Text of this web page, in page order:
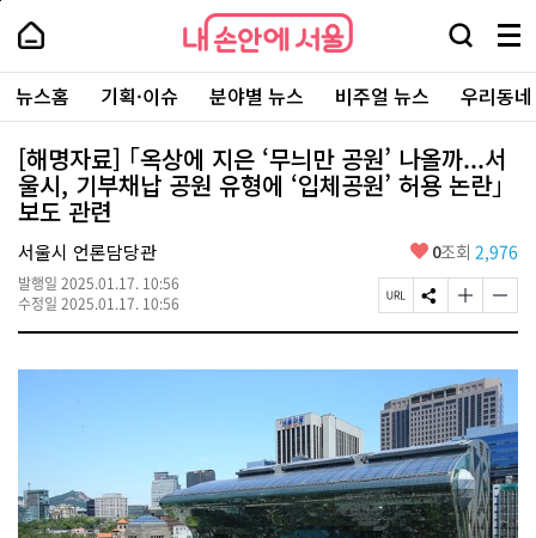
본
로
가
내
손
안
에
서
울
-
서
울
시
표
소
통
포
털
내
손
에
울
검
창
열
기
메
뉴
전
체
보
주
요
서
뉴스홈 기획·이슈 분야별 뉴스 비주얼 뉴스 우리동
[해명자료] ｢옥상에 지은 ‘무늬만 공원’ 나올까...서
울시, 기부채납 공원 유형에 ‘입체공원’ 허용 논란｣
보도 관련
서울시 언론담당관
발행일 2025.01.17. 10:56
수정일 2025.01.17. 10:56
좋
요
0조회 2,976
페
이
U
L
복
사
S
N
공
유
하
기
글
자
기
크
게
변
경
하
기
글
자
기
작
게
변
경
하
기
페
상
단
로